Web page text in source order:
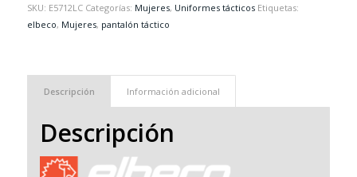
SKU: E5712LC Categorías: Mujeres, Uniformes tácticos Etiquetas:
elbeco, Mujeres, pantalón táctico
Descripción Información adicional
Descripción